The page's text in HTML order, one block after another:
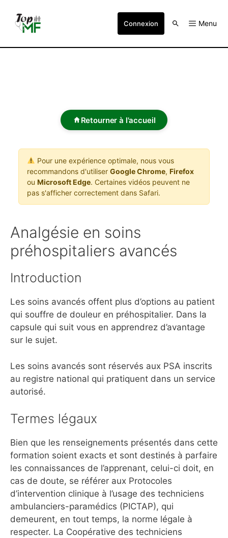
Connexion Menu
Retourner à l'accueil
Pour une expérience optimale, nous vous
recommandons d'utiliser Google Chrome, Firefox
ou Microsoft Edge. Certaines vidéos peuvent ne
pas s'afficher correctement dans Safari.
Analgésie en soins
préhospitaliers avancés
Introduction
Les soins avancés offent plus d’options au patient
qui souffre de douleur en préhospitalier. Dans la
capsule qui suit vous en apprendrez d’avantage
sur le sujet.
Les soins avancés sont réservés aux PSA inscrits
au registre national qui pratiquent dans un service
autorisé.
Termes légaux
Bien que les renseignements présentés dans cette
formation soient exacts et sont destinés à parfaire
les connaissances de l’apprenant, celui-ci doit, en
cas de doute, se référer aux Protocoles
d’intervention clinique à l’usage des techniciens
ambulanciers-paramédics (PICTAP), qui
demeurent, en tout temps, la norme légale à
respecter. La Coopérative des techniciens